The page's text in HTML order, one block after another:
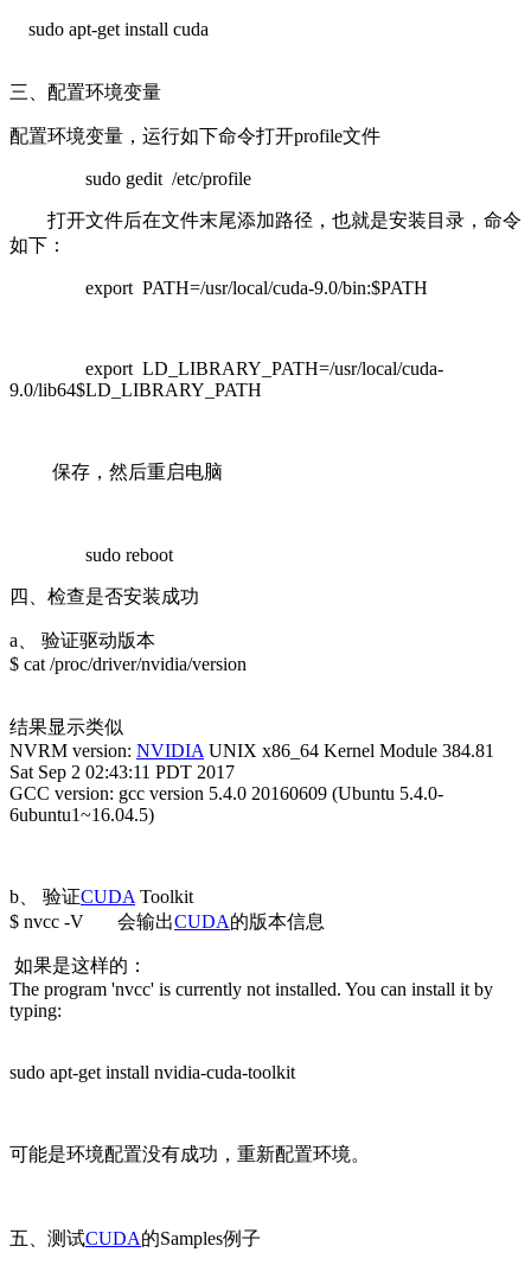
sudo apt-get install cuda
三、配置环境变量
配置环境变量，运行如下命令打开profile文件
sudo gedit /etc/profile
打开文件后在文件末尾添加路径，也就是安装目录，命令
如下：
export PATH=/usr/local/cuda-9.0/bin:$PATH
export LD_LIBRARY_PATH=/usr/local/cuda-
9.0/lib64$LD_LIBRARY_PATH
保存，然后重启电脑
sudo reboot
四、检查是否安装成功
a、 验证驱动版本
$ cat /proc/driver/nvidia/version
结果显示类似
NVRM version: NVIDIA UNIX x86_64 Kernel Module 384.81
Sat Sep 2 02:43:11 PDT 2017
GCC version: gcc version 5.4.0 20160609 (Ubuntu 5.4.0-
6ubuntu1~16.04.5)
b、 验证CUDA Toolkit
$ nvcc -V 会输出CUDA的版本信息
如果是这样的：
The program 'nvcc' is currently not installed. You can install it by
typing:
sudo apt-get install nvidia-cuda-toolkit
可能是环境配置没有成功，重新配置环境。
五、测试CUDA的Samples例子